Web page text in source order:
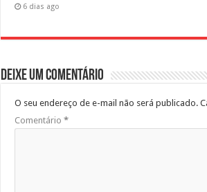
6 dias ago
Deixe um comentário
O seu endereço de e-mail não será publicado.
Comentário *